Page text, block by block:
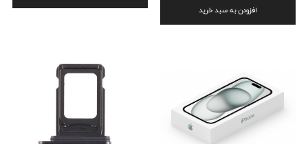
افزودن به سبد خرید